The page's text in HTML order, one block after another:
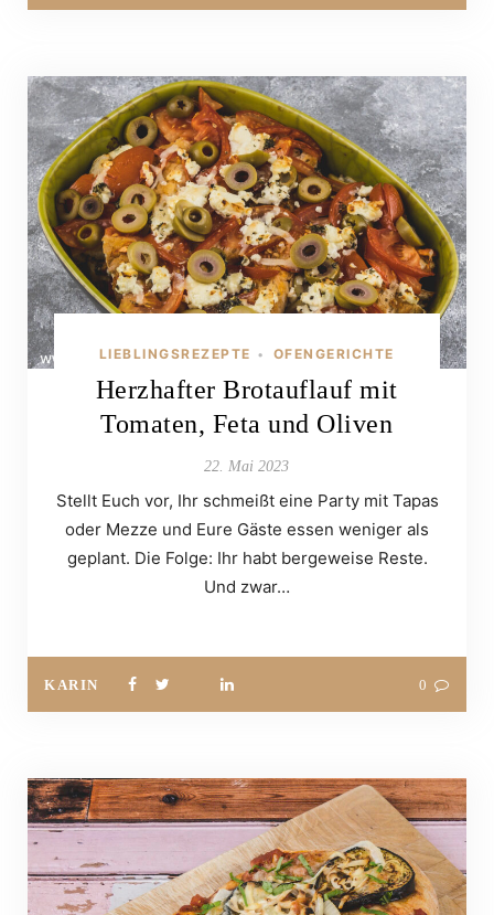
LIEBLINGSREZEPTE • OFENGERICHTE
Herzhafter Brotauflauf mit
Tomaten, Feta und Oliven
22. Mai 2023
Stellt Euch vor, Ihr schmeißt eine Party mit Tapas
oder Mezze und Eure Gäste essen weniger als
geplant. Die Folge: Ihr habt bergeweise Reste.
Und zwar…
KARIN 0